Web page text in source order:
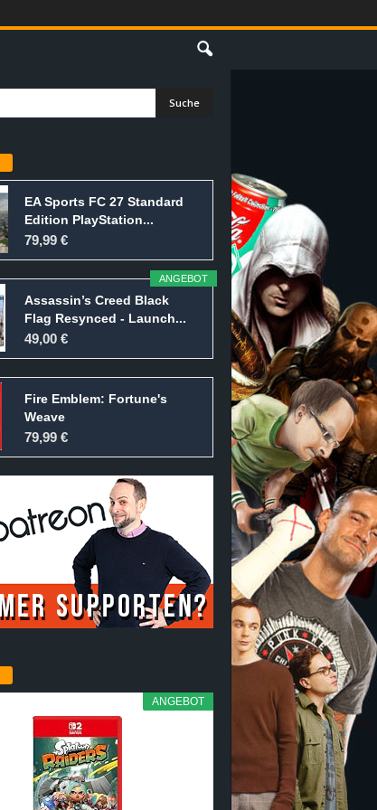
EA Sports FC 27 Standard
Edition PlayStation...
79,99 €
ANGEBOT
Assassin’s Creed Black
Flag Resynced - Launch...
49,00 €
Fire Emblem: Fortune's
Weave
79,99 €
ANGEBOT